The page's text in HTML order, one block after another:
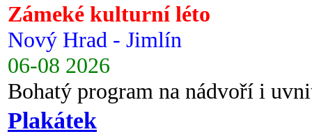
Zámeké kulturní léto
Nový Hrad - Jimlín
06-08 2026
Bohatý program na nádvoří i
Plakátek